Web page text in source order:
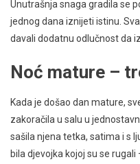
Unutrašnja snaga gradila se
jednog dana iznijeti istinu.
davali dodatnu odlučnost da
Noć mature –
Kada je došao dan mature,
zakoračila u salu u
sašila njena tetka, satima i s
bila djevojka kojoj su se